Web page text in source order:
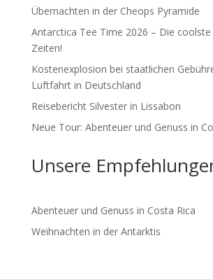
Übernachten in der Cheops Pyramide
Antarctica Tee Time 2026 – Die
Zeiten!
Kostenexplosion bei staatlichen
Luftfahrt in Deutschland
Reisebericht Silvester in Lissabon
Neue Tour: Abenteuer und Genuss in
Unsere
Abenteuer und Genuss in Costa Rica
Weihnachten in der Antarktis